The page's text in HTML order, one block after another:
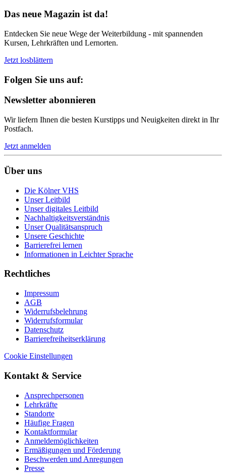
Das neue Magazin ist da!
Entdecken Sie neue Wege der Weiterbildung - mit spannenden
Kursen, Lehrkräften und Lernorten.
Jetzt losblättern
Folgen Sie uns auf:
Newsletter abonnieren
Wir liefern Ihnen die besten Kurstipps und Neuigkeiten direkt in Ihr
Postfach.
Jetzt anmelden
Über uns
Die Kölner VHS
Unser Leitbild
Unser digitales Leitbild
Nachhaltigkeitsverständnis
Unser Qualitätsanspruch
Unsere Geschichte
Barrierefrei lernen
Informationen in Leichter Sprache
Rechtliches
Impressum
AGB
Widerrufsbelehrung
Widerrufsformular
Datenschutz
Barrierefreiheitserklärung
Cookie Einstellungen
Kontakt & Service
Ansprechpersonen
Lehrkräfte
Standorte
Häufige Fragen
Kontaktformular
Anmeldemöglichkeiten
Ermäßigungen und Förderung
Beschwerden und Anregungen
Presse